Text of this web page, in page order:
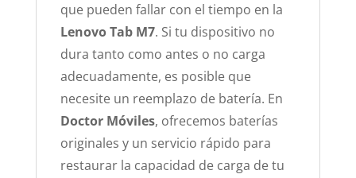
que pueden fallar con el tiempo en la
Lenovo Tab M7. Si tu dispositivo no
dura tanto como antes o no carga
adecuadamente, es posible que
necesite un reemplazo de batería. En
Doctor Móviles, ofrecemos baterías
originales y un servicio rápido para
restaurar la capacidad de carga de tu